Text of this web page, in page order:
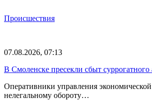
Происшествия
07.08.2026, 07:13
В Смоленске пресекли сбыт
Оперативники управления
нелегальному обороту…